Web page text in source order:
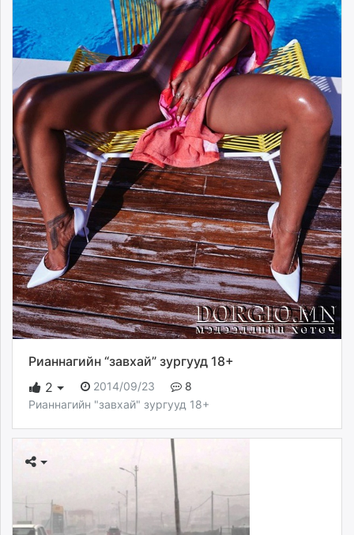
Рианнагийн “завхай” зургууд 18+
2
2014/09/23
8
Рианнагийн "завхай" зургууд 18+